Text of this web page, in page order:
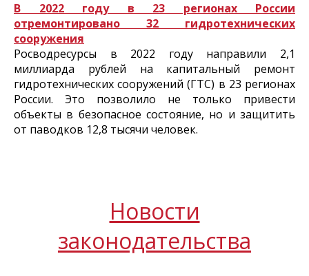
В 2022 году в 23 регионах России
отремонтировано 32 гидротехнических
сооружения
Росводресурсы в 2022 году направили 2,1
миллиарда рублей на капитальный ремонт
гидротехнических сооружений (ГТС) в 23 регионах
России. Это позволило не только привести
объекты в безопасное состояние, но и защитить
от паводков 12,8 тысячи человек.
Новости
законодательства